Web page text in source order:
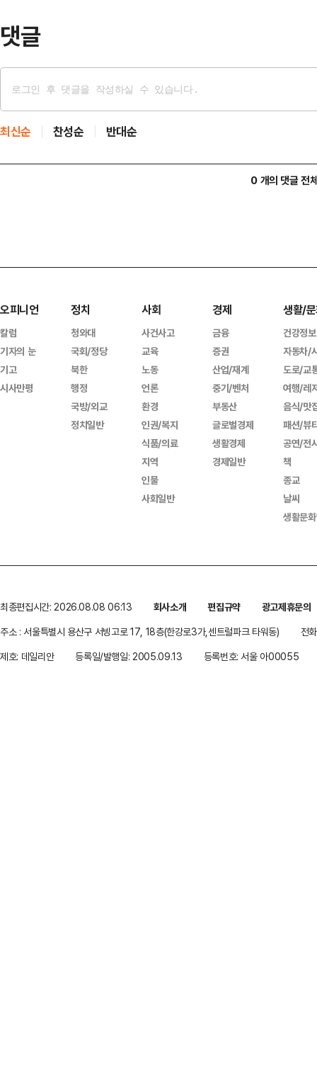
댓글
최신순 찬성순 반대순
0 개의 댓글 전
오피니언
칼럼
기자의 눈
기고
시사만평
정치
청와대
국회/정당
북한
행정
국방/외교
정치일반
사회
사건사고
교육
노동
언론
환경
인권/복지
식품/의료
지역
인물
사회일반
경제
금융
증권
산업/재계
중기/벤처
부동산
글로벌경제
생활경제
경제일반
생활/
건강정보
자동차/
도로/교
여행/레
음식/맛
패션/뷰
공연/전
책
종교
날씨
생활문
최종편집시간: 2026.08.08 06:13 회사소개 편집규약
광고제휴문의
주소 : 서울특별시 용산구 서빙고로 17, 18층(한강로3가,센트럴파크 타워동)
전
제호: 데일리안
등록일/발행일: 2005.09.13 등록번호: 서울 아00055